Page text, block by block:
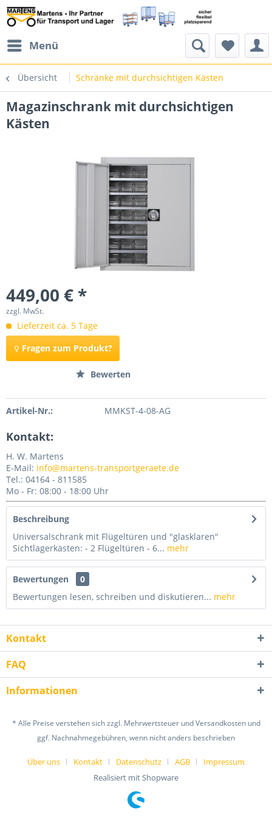
Menü
Übersicht Schränke mit durchsichtigen Kästen
Magazinschrank mit durchsichtigen
Kästen
449,00 € *
zzgl. MwSt.
Lieferzeit ca. 5 Tage
Fragen zum Produkt?
Bewerten
Artikel-Nr.: MMKST-4-08-AG
Kontakt:
H. W. Martens
E-Mail: info@martens-transportgeraete.de
Tel.: 04164 - 811585
Mo - Fr: 08:00 - 18:00 Uhr
Beschreibung
Universalschrank mit Flügeltüren und "glasklaren"
Sichtlagerkästen: - 2 Flügeltüren - 6... mehr
Bewertungen
0
Bewertungen lesen, schreiben und diskutieren... mehr
Kontakt
FAQ
Informationen
* Alle Preise verstehen sich zzgl. Mehrwertsteuer und Versandkosten und
ggf. Nachnahmegebühren, wenn nicht anders beschrieben
Über uns Kontakt Datenschutz AGB
Impressum
Realisiert mit Shopware